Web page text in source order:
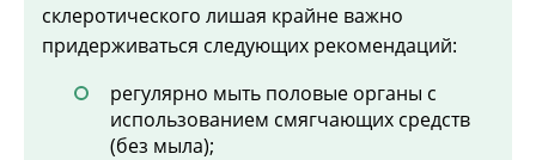
склеротического лишая крайне важно
придерживаться следующих рекомендаций:
регулярно мыть половые органы с
использованием смягчающих средств
(без мыла);